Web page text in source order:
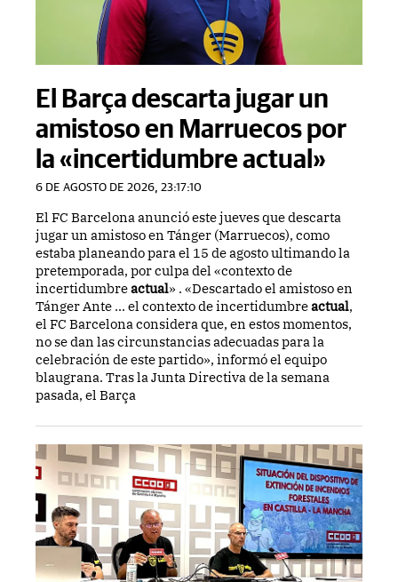
El Barça descarta jugar un
amistoso en Marruecos por
la «incertidumbre actual»
6 DE AGOSTO DE 2026, 23:17:10
El FC Barcelona anunció este jueves que descarta
jugar un amistoso en Tánger (Marruecos), como
estaba planeando para el 15 de agosto ultimando la
pretemporada, por culpa del «contexto de
incertidumbreactual» . «Descartado el amistoso en
Tánger Ante ... el contexto de incertidumbreactual,
el FC Barcelona considera que, en estos momentos,
no se dan las circunstancias adecuadas para la
celebración de este partido», informó el equipo
blaugrana. Tras la Junta Directiva de la semana
pasada, el Barça